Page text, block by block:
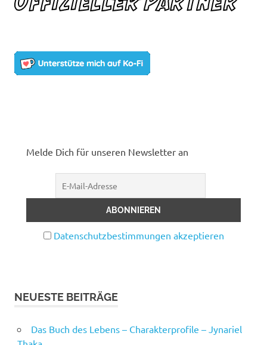
Melde Dich für unseren Newsletter an
Datenschutzbestimmungen akzeptieren
NEUESTE BEITRÄGE
Das Buch des Lebens – Charakterprofile – Jynariel